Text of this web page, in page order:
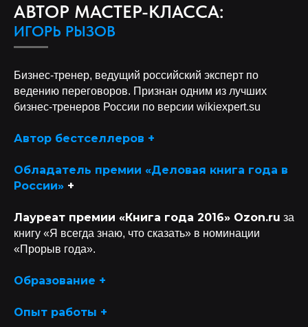
АВТОР МАСТЕР-КЛАССА:
ИГОРЬ РЫЗОВ
Бизнес-тренер, ведущий российский эксперт по
ведению переговоров. Признан одним из лучших
бизнес-тренеров России по версии wikiexpert.su
Автор бестселлеров +
Обладатель премии «Деловая книга года в
России» +
Лауреат премии «Книга года 2016» Ozon.ru за
книгу «Я всегда знаю, что сказать» в номинации
«Прорыв года».
Образование +
Опыт работы +